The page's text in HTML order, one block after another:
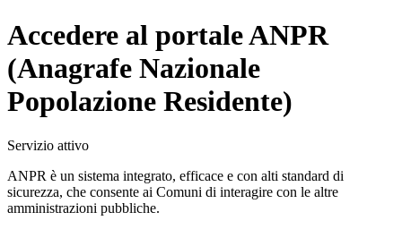
Accedere al portale ANPR
(Anagrafe Nazionale
Popolazione Residente)
Servizio attivo
ANPR è un sistema integrato, efficace e con alti standard di
sicurezza, che consente ai Comuni di interagire con le altre
amministrazioni pubbliche.